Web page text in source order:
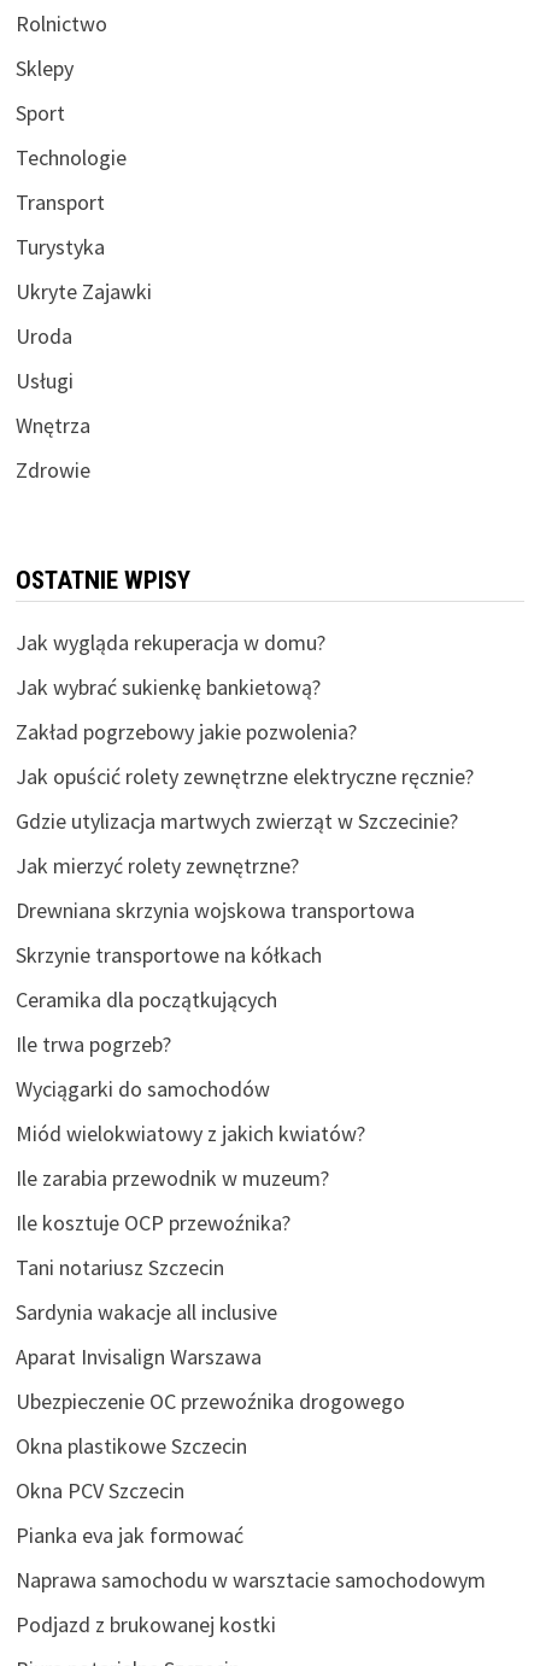
Rolnictwo
Sklepy
Sport
Technologie
Transport
Turystyka
Ukryte Zajawki
Uroda
Usługi
Wnętrza
Zdrowie
OSTATNIE WPISY
Jak wygląda rekuperacja w domu?
Jak wybrać sukienkę bankietową?
Zakład pogrzebowy jakie pozwolenia?
Jak opuścić rolety zewnętrzne elektryczne ręcznie?
Gdzie utylizacja martwych zwierząt w Szczecinie?
Jak mierzyć rolety zewnętrzne?
Drewniana skrzynia wojskowa transportowa
Skrzynie transportowe na kółkach
Ceramika dla początkujących
Ile trwa pogrzeb?
Wyciągarki do samochodów
Miód wielokwiatowy z jakich kwiatów?
Ile zarabia przewodnik w muzeum?
Ile kosztuje OCP przewoźnika?
Tani notariusz Szczecin
Sardynia wakacje all inclusive
Aparat Invisalign Warszawa
Ubezpieczenie OC przewoźnika drogowego
Okna plastikowe Szczecin
Okna PCV Szczecin
Pianka eva jak formować
Naprawa samochodu w warsztacie samochodowym
Podjazd z brukowanej kostki